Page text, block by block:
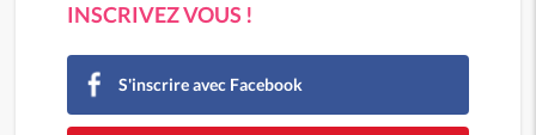
INSCRIVEZ VOUS !
S'inscrire avec Facebook